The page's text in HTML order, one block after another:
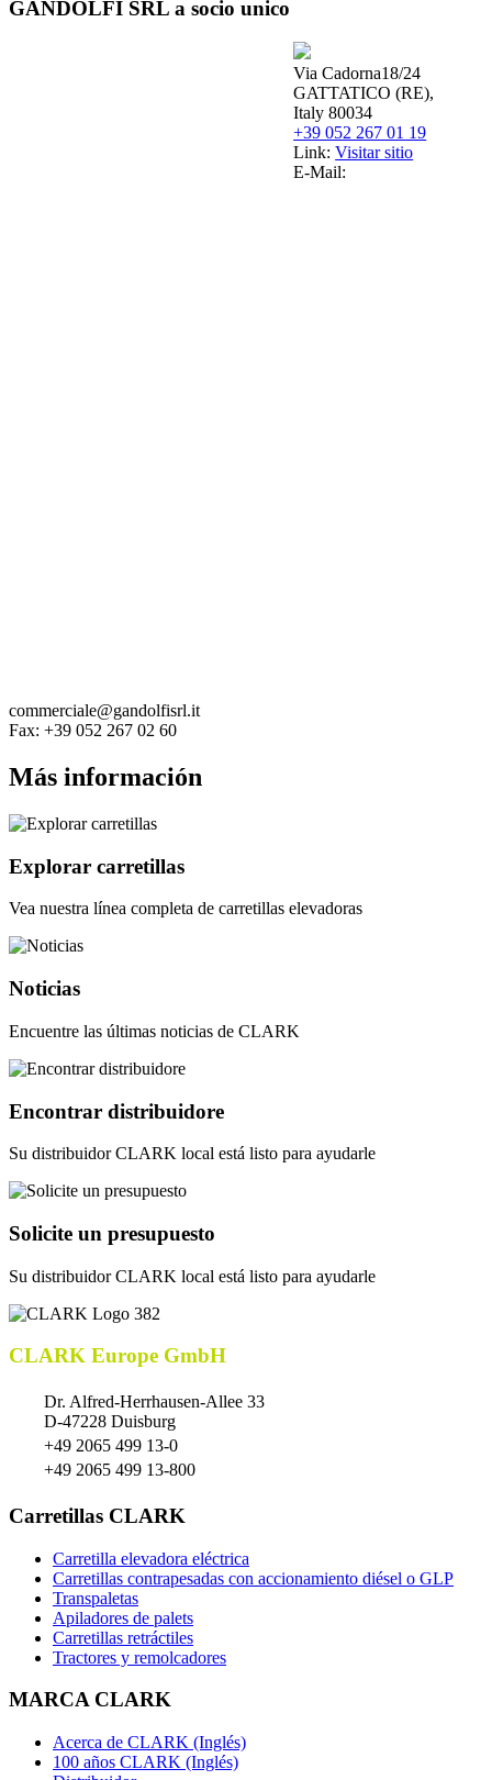
GANDOLFI SRL a socio unico
Via Cadorna18/24
GATTATICO (RE),
Italy 80034
+39 052 267 01 19
Link:Visitar sitio
E-Mail:
commerciale@gandolfisrl.it
Fax: +39 052 267 02 60
Más información
Explorar carretillas
Vea nuestra línea completa de carretillas elevadoras
Noticias
Encuentre las últimas noticias de CLARK
Encontrar distribuidore
Su distribuidor CLARK local está listo para ayudarle
Solicite un presupuesto
Su distribuidor CLARK local está listo para ayudarle
CLARK Europe GmbH
Dr. Alfred-Herrhausen-Allee 33
D-47228 Duisburg
+49 2065 499 13-0
+49 2065 499 13-800
Carretillas CLARK
Carretilla elevadora eléctrica
Carretillas contrapesadas con accionamiento diésel o GLP
Transpaletas
Apiladores de palets
Carretillas retráctiles
Tractores y remolcadores
MARCA CLARK
Acerca de CLARK (Inglés)
100 años CLARK (Inglés)